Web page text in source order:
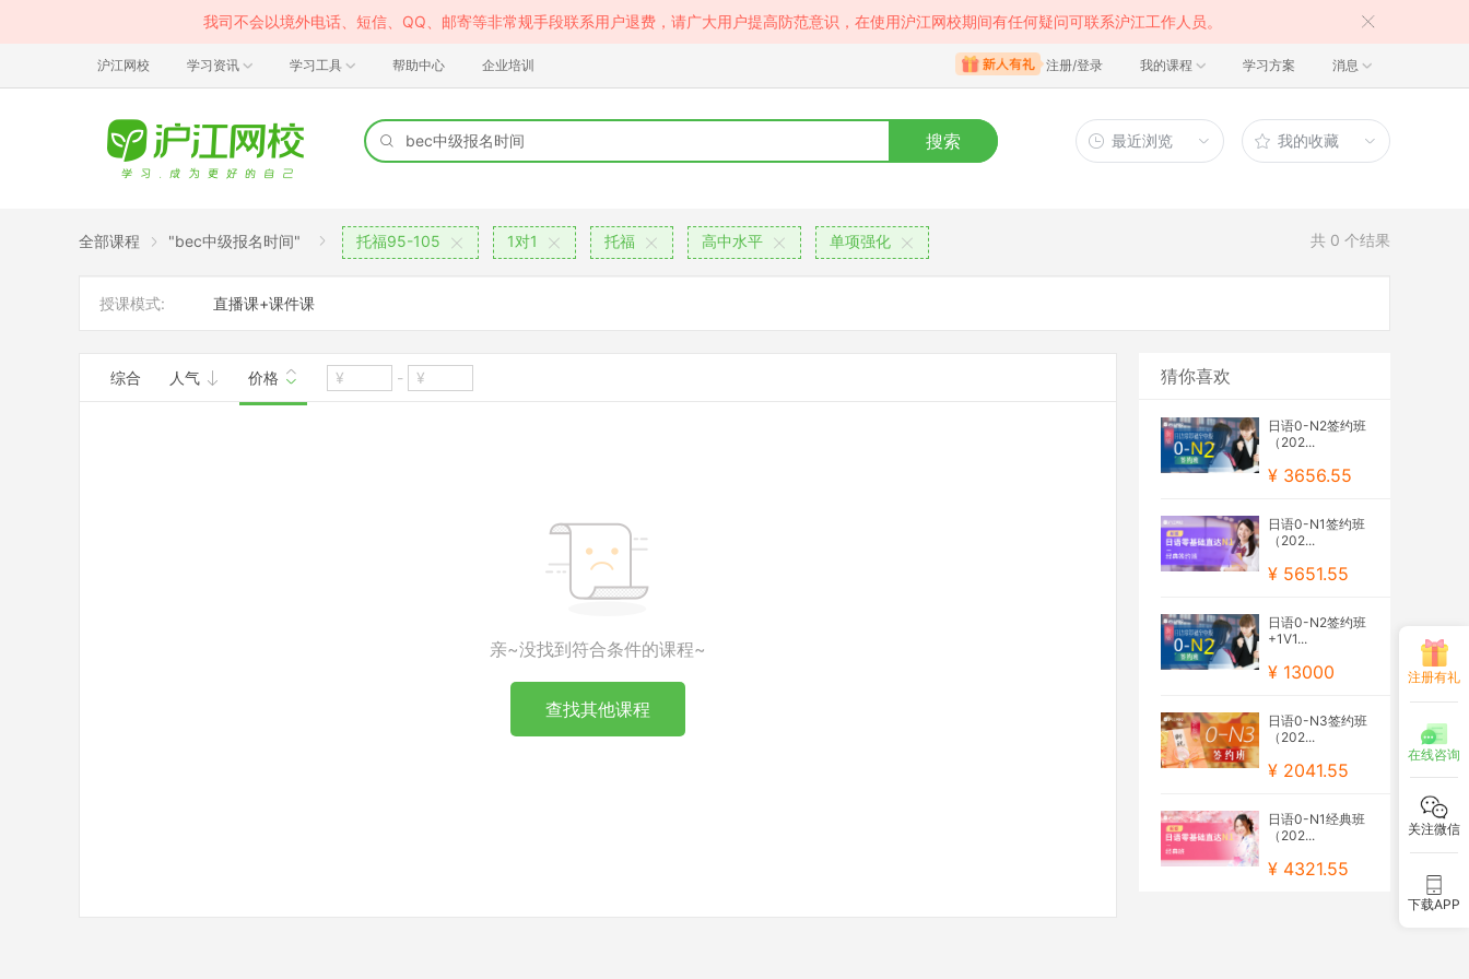
我司不会以境外电话、短信、QQ、邮寄等非常规手段联系用户退费，请广大用户提高防范意识，在使用沪江网校期间有任何疑问可联系沪江工作人员。
沪江网校 学习资讯 学习工具 帮助中心 企业培训 注册/登录 我的课程 学习方案 消息
搜索 最近浏览 我的收藏
全部课程 "bec中级报名时间" 托福95-105 1对1 托福 高中水平 单项强化 共 0 个结果
授课模式: 直播课+课件课
综合 人气 价格 -
亲~没找到符合条件的课程~
查找其他课程
猜你喜欢
日语0-N2签约班
（202...
¥ 3656.55
日语0-N1签约班
（202...
¥ 5651.55
日语0-N2签约班
+1V1...
¥ 13000
日语0-N3签约班
（202...
¥ 2041.55
日语0-N1经典班
（202...
¥ 4321.55
注册有礼
在线咨询
关注微信
下载APP